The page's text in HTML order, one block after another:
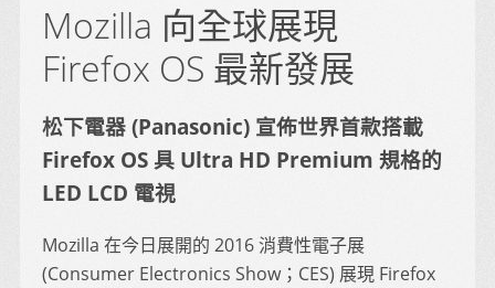
Mozilla 向全球展現
Firefox OS 最新發展
松下電器 (Panasonic) 宣佈世界首款搭載
Firefox OS 具 Ultra HD Premium 規格的
LED LCD 電視
Mozilla 在今日展開的 2016 消費性電子展
(Consumer Electronics Show；CES) 展現 Firefox